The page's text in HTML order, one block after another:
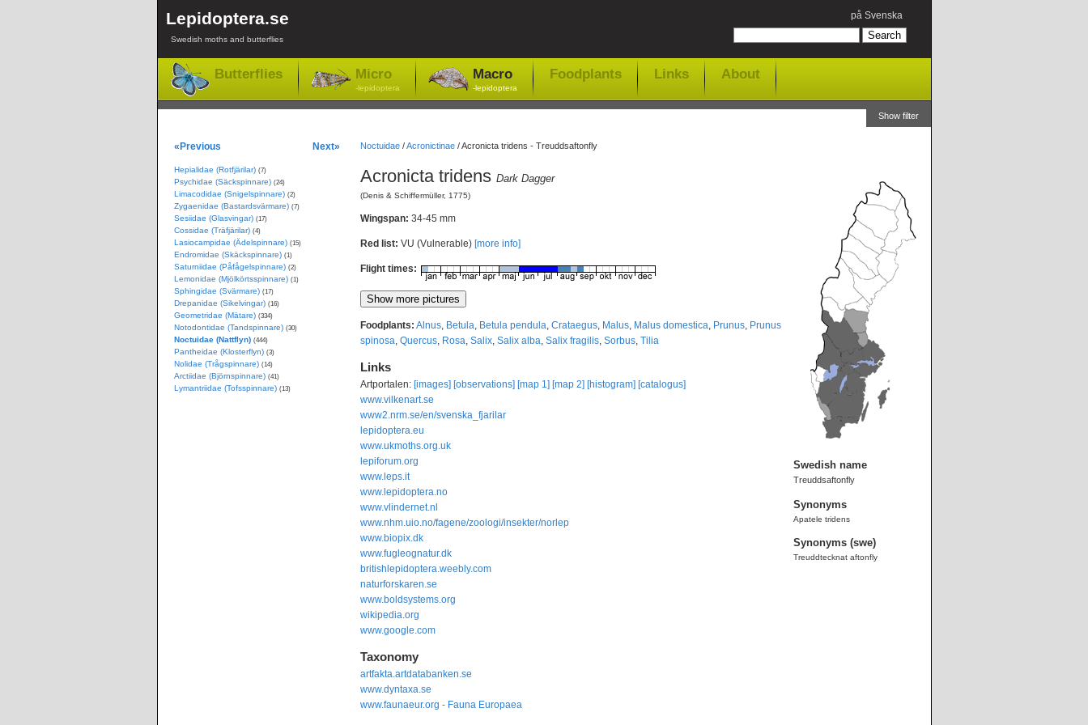
Lepidoptera.se
Swedish moths and butterflies
på Svenska
Butterflies Micro
-lepidoptera
Macro
-lepidoptera
Foodplants Links About
Show filter
Noctuidae/Acronictinae/Acronicta tridens - Treuddsaftonfly
Acronicta tridens Dark Dagger
(Denis & Schiffermüller, 1775)
Wingspan: 34-45 mm
Red list: VU (Vulnerable) [more info]
Flight times:
Foodplants: Alnus, Betula Betula pendula Crataegus, Malus, Malus domestica Prunus, Prunus
spinosa Quercus, Rosa Salix, Salix alba Salix fragilis, Sorbus, Tilia
Links
Artportalen: [images] [observations] [map 1] [map 2] [histogram] [catalogus]
www.vilkenart.se
www2.nrm.se/en/svenska_fjarilar
lepidoptera.eu
www.ukmoths.org.uk
lepiforum.org
www.leps.it
www.lepidoptera.no
www.vlindernet.nl
www.nhm.uio.no/fagene/zoologi/insekter/norlep
www.biopix.dk
www.fugleognatur.dk
britishlepidoptera.weebly.com
naturforskaren.se
www.boldsystems.org
wikipedia.org
www.google.com
Taxonomy
artfakta.artdatabanken.se
www.dyntaxa.se
www.faunaeur.org - Fauna Europaea
Swedish name
Treuddsaftonfly
Synonyms
Apatele tridens
Synonyms (swe)
Treuddtecknat aftonfly
«Previous Next»
Hepialidae (Rotfjärilar) (7)
Psychidae (Säckspinnare) (24)
Limacodidae (Snigelspinnare) (2)
Zygaenidae (Bastardsvärmare) (7)
Sesiidae (Glasvingar) (17)
Cossidae (Träfjärilar) (4)
Lasiocampidae (Ädelspinnare) (15)
Endromidae (Skäckspinnare) (1)
Saturniidae (Påfågelspinnare) (2)
Lemonidae (Mjölkörtsspinnare) (1)
Sphingidae (Svärmare) (17)
Drepanidae (Sikelvingar) (16)
Geometridae (Mätare) (334)
Notodontidae (Tandspinnare) (30)
Noctuidae (Nattflyn) (444)
Pantheidae (Klosterflyn) (3)
Nolidae (Trågspinnare) (14)
Arctiidae (Björnspinnare) (41)
Lymantriidae (Tofsspinnare) (13)